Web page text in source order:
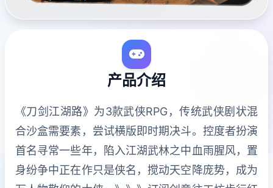
产品介绍
《刀剑江湖路》为3款武侠RPG，传统武侠剧状混
合沙盒需要素，尝试横版即时期决斗。控度者扮演
首名寻常一些年，陷入江湖武林之中血雨腥风，置
身纷争中正在作只是侠名，搅动天空降庞势，成为